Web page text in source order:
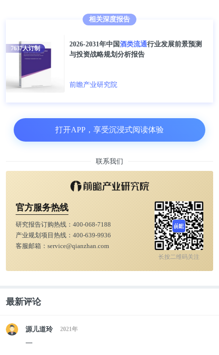
——综合电商平台是用户最为青睐的线上平台
根据iiMedia Research对酒类新零售用户的调研情况来
看，2020年中国酒类新零售用户更加青睐于综合电商
平台，其比重高达58.2%;其次是酒类垂直电商平台，
用户占比约为38%。
相关深度报告
2026-2031年中国酒类流通行业发展前景预测
与投资战略规划分析报告
前瞻产业研究院
7637人订制
打开APP，享受沉浸式阅读体验
联系我们
官方服务热线
研究报告订购热线： 400-068-7188
产业规划项目热线： 400-639-9936
客服邮箱： service@qianzhan.com
长按二维码关注
最新评论
源儿道玲 2021年
一